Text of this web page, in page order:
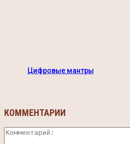
Цифровые мантры
КОММЕНТАРИИ